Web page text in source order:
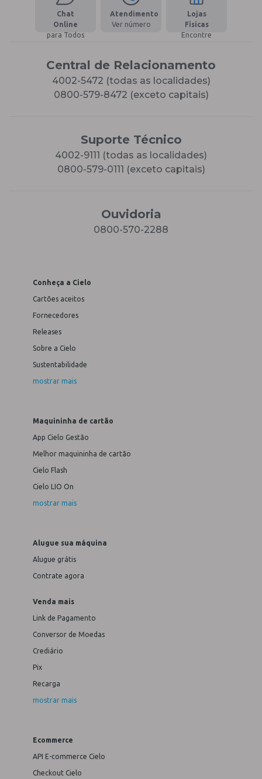
Chat
Online
para Todos
Atendimento
Ver número
Lojas
Físicas
Encontre
Central de Relacionamento
4002-5472 (todas as localidades)
0800-579-8472 (exceto capitais)
Suporte Técnico
4002-9111 (todas as localidades)
0800-579-0111 (exceto capitais)
Ouvidoria
0800-570-2288
Conheça a Cielo
Cartões aceitos
Fornecedores
Releases
Sobre a Cielo
Sustentabilidade
mostrar mais
Maquininha de cartão
App Cielo Gestão
Melhor maquininha de cartão
Cielo Flash
Cielo LIO On
mostrar mais
Alugue sua máquina
Alugue grátis
Contrate agora
Venda mais
Link de Pagamento
Conversor de Moedas
Crediário
Pix
Recarga
mostrar mais
Ecommerce
API E-commerce Cielo
Checkout Cielo